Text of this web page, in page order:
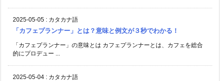
2025-05-05 : カタカナ語
「カフェプランナー」とは？意味と例文が３秒でわかる！
「カフェプランナー」の意味とは カフェプランナーとは、カフェを総合
的にプロデュー ...
2025-05-04 : カタカナ語